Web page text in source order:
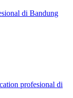
di Bandung
profesional di